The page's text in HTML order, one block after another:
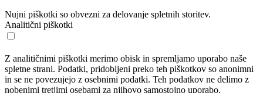
Nujni piškotki so obvezni za delovanje spletnih storitev.
Analitični piškotki
Z analitičnimi piškotki merimo obisk in spremljamo uporabo naše
spletne strani. Podatki, pridobljeni preko teh piškotkov so anonimni
in se ne povezujejo z osebnimi podatki. Teh podatkov ne delimo z
nobenimi tretjimi osebami za njihovo samostojno uporabo.